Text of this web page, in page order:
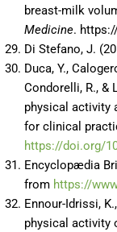
breast-milk
Medicine.
Di Stefano, J.
Duca, Y.,
Condorelli, R., &
physical activity
for clinical
https://doi.org/
Encyclopædia
from https://
Ennour-Idrissi,
physical activity